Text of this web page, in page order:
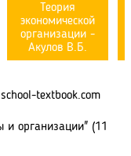
Теория
экономической
организации -
Акулов В.Б.
textbook.com
и организации" (11